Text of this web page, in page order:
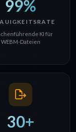
99%
KI für
WEBM-Dateien
30+